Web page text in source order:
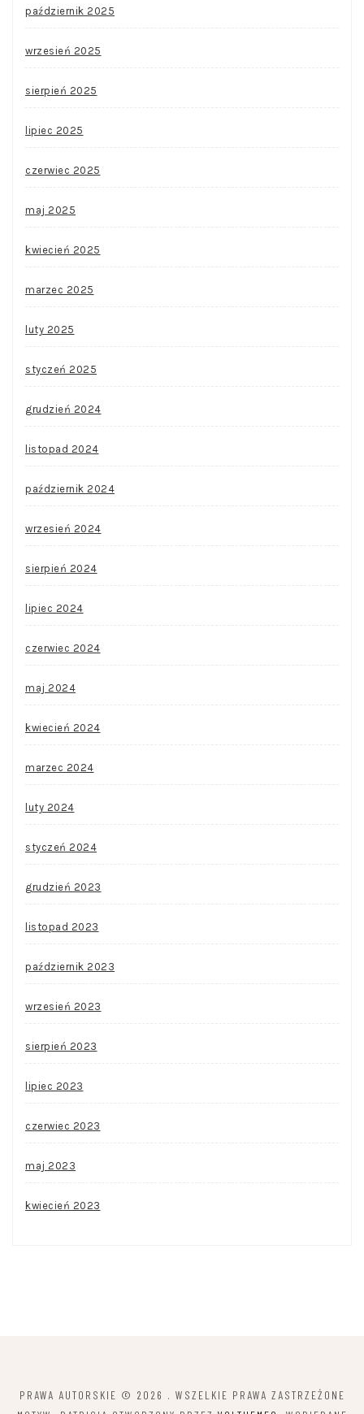
październik 2025
wrzesień 2025
sierpień 2025
lipiec 2025
czerwiec 2025
maj 2025
kwiecień 2025
marzec 2025
luty 2025
styczeń 2025
grudzień 2024
listopad 2024
październik 2024
wrzesień 2024
sierpień 2024
lipiec 2024
czerwiec 2024
maj 2024
kwiecień 2024
marzec 2024
luty 2024
styczeń 2024
grudzień 2023
listopad 2023
październik 2023
wrzesień 2023
sierpień 2023
lipiec 2023
czerwiec 2023
maj 2023
kwiecień 2023
PRAWA AUTORSKIE © 2026 . WSZELKIE PRAWA ZASTRZEŻONE